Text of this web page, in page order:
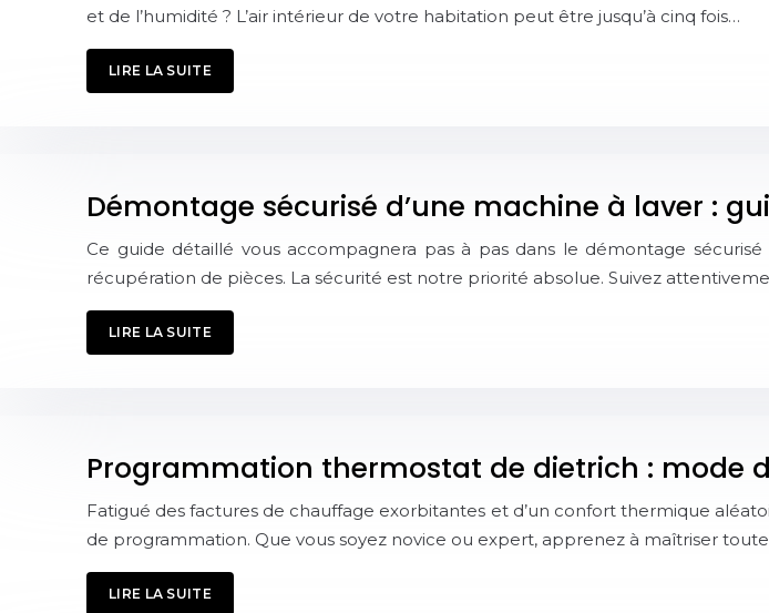
et de l’humidité ? L’air intérieur de votre habitation peut être jusqu’à cinq fois…
LIRE LA SUITE
Démontage sécurisé d’une machine à laver :
Ce guide détaillé vous accompagnera pas à pas dans le démontage
récupération de pièces. La sécurité est notre priorité absolue. Suivez
LIRE LA SUITE
Programmation thermostat de dietrich : mode
Fatigué des factures de chauffage exorbitantes et d’un confort thermique
de programmation. Que vous soyez novice ou expert, apprenez à maîtriser
LIRE LA SUITE